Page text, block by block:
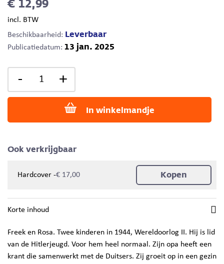
€ 12,99
incl. BTW
Beschikbaarheid: Leverbaar
Publicatiedatum: 13 jan. 2025
- +
In winkelmandje
Ook verkrijgbaar
Hardcover -€ 17,00 Kopen
Korte inhoud
Freek en Rosa. Twee kinderen in 1944, Wereldoorlog II. Hij is lid
van de Hitlerjeugd. Voor hem heel normaal. Zijn opa heeft een
krant die samenwerkt met de Duitsers. Zij groeit op in een gezin